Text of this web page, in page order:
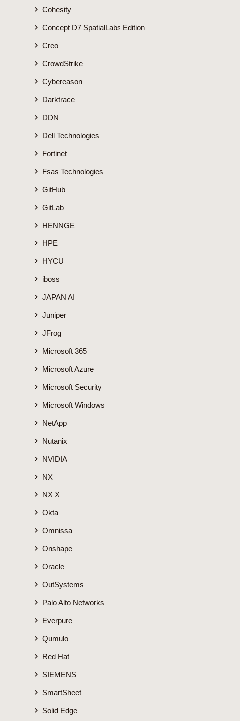
Cohesity
Concept D7 SpatialLabs Edition
Creo
CrowdStrike
Cybereason
Darktrace
DDN
Dell Technologies
Fortinet
Fsas Technologies
GitHub
GitLab
HENNGE
HPE
HYCU
iboss
JAPAN AI
Juniper
JFrog
Microsoft 365
Microsoft Azure
Microsoft Security
Microsoft Windows
NetApp
Nutanix
NVIDIA
NX
NX X
Okta
Omnissa
Onshape
Oracle
OutSystems
Palo Alto Networks
Everpure
Qumulo
Red Hat
SIEMENS
SmartSheet
Solid Edge